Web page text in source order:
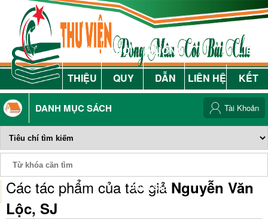
GIỚI
THIỆU
NỘI
QUY
HƯỚNG
DẪN
LIÊN HỆ
LIÊN
KẾT
DANH MỤC SÁCH
Phiếu Sách
Tài Khoản
Các tác phẩm của tác giả Nguyễn Văn
Lộc, SJ